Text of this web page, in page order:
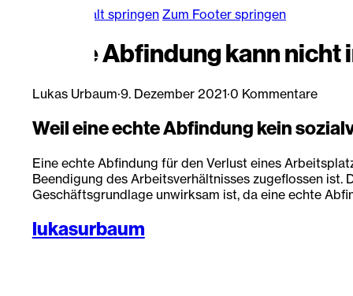
Zum Hauptinhalt springen Zum Footer springen
Echte Abfindung kann
Lukas Urbaum·9. Dezember 2021·0 Kommentare
Weil eine echte Abfindung kein
Eine echte Abfindung für den Verlust eines
Beendigung des Arbeitsverhältnisses zugeflossen
Geschäftsgrundlage unwirksam ist, da eine echte
lukasurbaum